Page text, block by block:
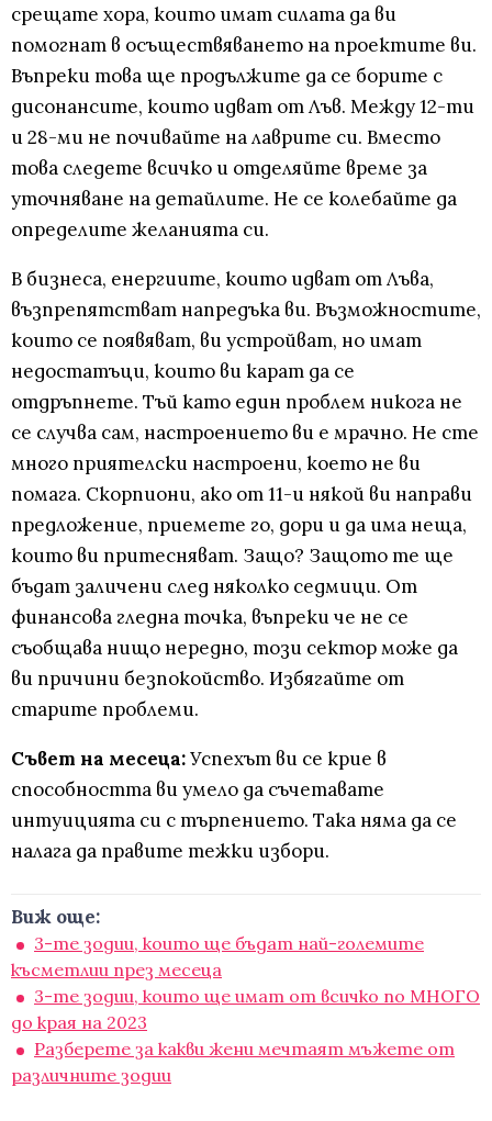
срещате хора, които имат силата да ви
помогнат в осъществяването на проектите ви.
Въпреки това ще продължите да се борите с
дисонансите, които идват от Лъв. Между 12-ти
и 28-ми не почивайте на лаврите си. Вместо
това следете всичко и отделяйте време за
уточняване на детайлите. Не се колебайте да
определите желанията си.
В бизнеса, енергиите, които идват от Лъва,
възпрепятстват напредъка ви. Възможностите,
които се появяват, ви устройват, но имат
недостатъци, които ви карат да се
отдръпнете. Тъй като един проблем никога не
се случва сам, настроението ви е мрачно. Не сте
много приятелски настроени, което не ви
помага. Скорпиони, ако от 11-и някой ви направи
предложение, приемете го, дори и да има неща,
които ви притесняват. Защо? Защото те ще
бъдат заличени след няколко седмици. От
финансова гледна точка, въпреки че не се
съобщава нищо нередно, този сектор може да
ви причини безпокойство. Избягайте от
старите проблеми.
Съвет на месеца:Успехът ви се крие в
способността ви умело да съчетавате
интуицията си с търпението. Така няма да се
налага да правите тежки избори.
Виж още:
3-те зодии, които ще бъдат най-големите
късметлии през месеца
3-те зодии, които ще имат от всичко по МНОГО
до края на 2023
Разберете за какви жени мечтаят мъжете от
различните зодии